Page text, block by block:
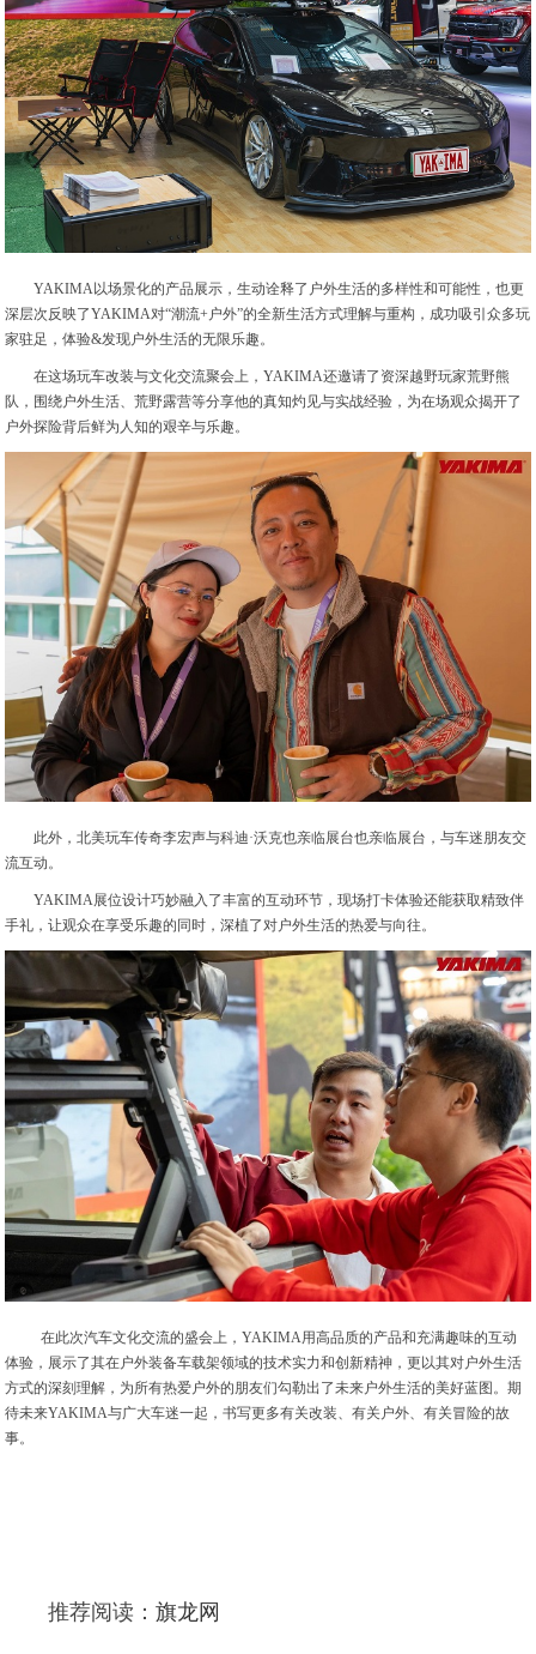
YAKIMA以场景化的产品展示，生动诠释了户外生活的多样性和可能性，也更
深层次反映了YAKIMA对“潮流+户外”的全新生活方式理解与重构，成功吸引众多玩
家驻足，体验&发现户外生活的无限乐趣。
在这场玩车改装与文化交流聚会上，YAKIMA还邀请了资深越野玩家荒野熊
队，围绕户外生活、荒野露营等分享他的真知灼见与实战经验，为在场观众揭开了
户外探险背后鲜为人知的艰辛与乐趣。
此外，北美玩车传奇李宏声与科迪·沃克也亲临展台也亲临展台，与车迷朋友交
流互动。
YAKIMA展位设计巧妙融入了丰富的互动环节，现场打卡体验还能获取精致伴
手礼，让观众在享受乐趣的同时，深植了对户外生活的热爱与向往。
在此次汽车文化交流的盛会上，YAKIMA用高品质的产品和充满趣味的互动
体验，展示了其在户外装备车载架领域的技术实力和创新精神，更以其对户外生活
方式的深刻理解，为所有热爱户外的朋友们勾勒出了未来户外生活的美好蓝图。期
待未来YAKIMA与广大车迷一起，书写更多有关改装、有关户外、有关冒险的故
事。
推荐阅读：旗龙网